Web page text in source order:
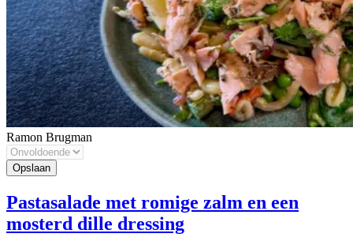
Ramon Brugman
Pastasalade met romige zalm en een
mosterd dille dressing